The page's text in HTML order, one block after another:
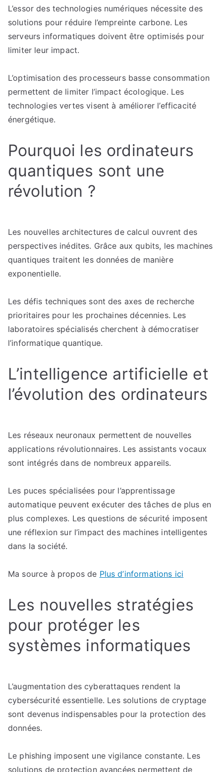
L’essor des technologies numériques nécessite des
solutions pour réduire l’empreinte carbone. Les
serveurs informatiques doivent être optimisés pour
limiter leur impact.
L’optimisation des processeurs basse consommation
permettent de limiter l’impact écologique. Les
technologies vertes visent à améliorer l’efficacité
énergétique.
Pourquoi les ordinateurs
quantiques sont une
révolution ?
Les nouvelles architectures de calcul ouvrent des
perspectives inédites. Grâce aux qubits, les machines
quantiques traitent les données de manière
exponentielle.
Les défis techniques sont des axes de recherche
prioritaires pour les prochaines décennies. Les
laboratoires spécialisés cherchent à démocratiser
l’informatique quantique.
L’intelligence artificielle et
l’évolution des ordinateurs
Les réseaux neuronaux permettent de nouvelles
applications révolutionnaires. Les assistants vocaux
sont intégrés dans de nombreux appareils.
Les puces spécialisées pour l’apprentissage
automatique peuvent exécuter des tâches de plus en
plus complexes. Les questions de sécurité imposent
une réflexion sur l’impact des machines intelligentes
dans la société.
Ma source à propos de Plus d’informations ici
Les nouvelles stratégies
pour protéger les
systèmes informatiques
L’augmentation des cyberattaques rendent la
cybersécurité essentielle. Les solutions de cryptage
sont devenus indispensables pour la protection des
données.
Le phishing imposent une vigilance constante. Les
solutions de protection avancées permettent de